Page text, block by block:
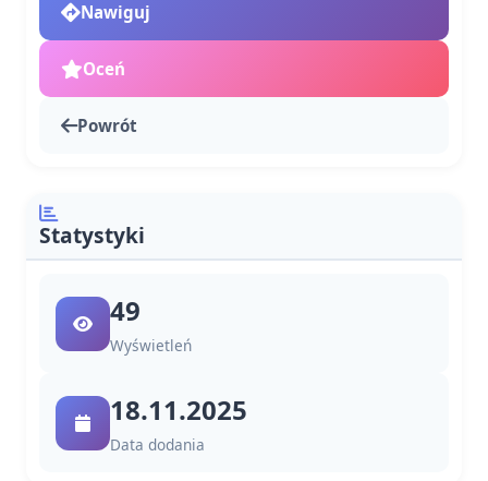
Nawiguj
Oceń
Powrót
Statystyki
49
Wyświetleń
18.11.2025
Data dodania